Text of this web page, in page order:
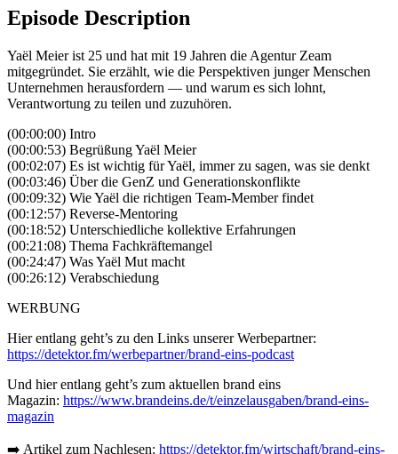
Episode Description
Yaël Meier ist 25 und hat mit 19 Jahren die Agentur Zeam
mitgegründet. Sie erzählt, wie die Perspektiven junger Menschen
Unternehmen herausfordern — und warum es sich lohnt,
Verantwortung zu teilen und zuzuhören.
(00:00:00) Intro
(00:00:53) Begrüßung Yaël Meier
(00:02:07) Es ist wichtig für Yaël, immer zu sagen, was sie denkt
(00:03:46) Über die GenZ und Generationskonflikte
(00:09:32) Wie Yaël die richtigen Team-Member findet
(00:12:57) Reverse-Mentoring
(00:18:52) Unterschiedliche kollektive Erfahrungen
(00:21:08) Thema Fachkräftemangel
(00:24:47) Was Yaël Mut macht
(00:26:12) Verabschiedung
WERBUNG
Hier entlang geht’s zu den Links unserer Werbepartner:
https://detektor.fm/werbepartner/brand-eins-podcast
Und hier entlang geht’s zum aktuellen brand eins
Magazin: https://www.brandeins.de/t/einzelausgaben/brand-eins-
magazin
➡️ Artikel zum Nachlesen: https://detektor.fm/wirtschaft/brand-eins-